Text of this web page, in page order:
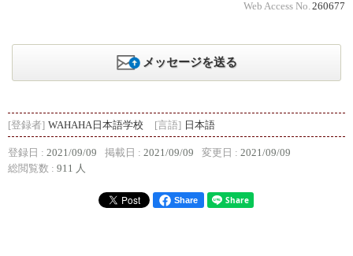
Web Access No. 260677
メッセージを送る
[登録者] WAHAHA日本語学校 [言語] 日本語
登録日 : 2021/09/09 掲載日 : 2021/09/09 変更日 : 2021/09/09
総閲覧数 : 911 人
Share